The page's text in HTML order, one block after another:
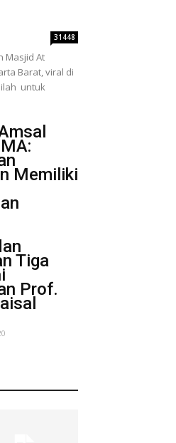
31448
Masjid At
Barat, viral di
untuk
Memiliki
Tiga
Prof.